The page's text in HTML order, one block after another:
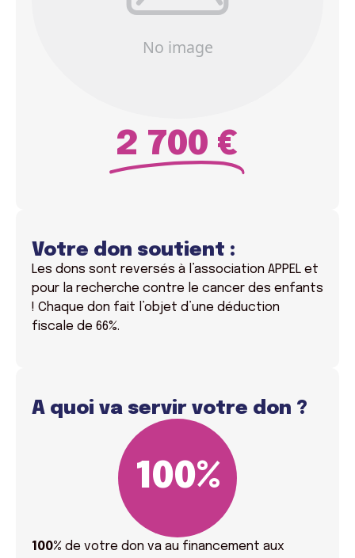
2 700 €
Votre don soutient :
Les dons sont reversés à l’association APPEL et
pour la recherche contre le cancer des enfants
! Chaque don fait l’objet d’une déduction
fiscale de 66%.
A quoi va servir votre don ?
100%
100% de votre don va au financement aux